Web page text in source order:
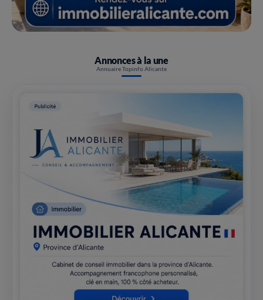
Annonces à la une
Annuaire Topinfo Alicante